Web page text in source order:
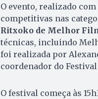
O evento, realizado
competitivas nas
Ritxoko de Melhor
técnicas, incluindo
foi realizada por
coordenador do
O festival começa às